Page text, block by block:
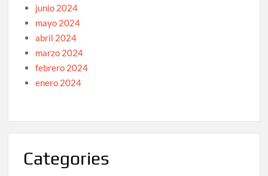
junio 2024
mayo 2024
abril 2024
marzo 2024
febrero 2024
enero 2024
Categories